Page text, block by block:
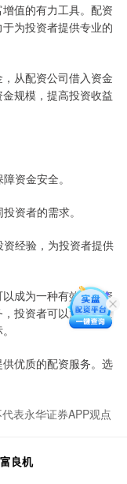
值的有力工具。配资
为投资者提供专业的
从配资公司借入资金
规模，提高投资收益
资金安全。
资者的需求。
经验，为投资者提供
成为一种有效的投资
投资者可以放大资金
优质的配资服务。选
表永华证券APP观点
良机